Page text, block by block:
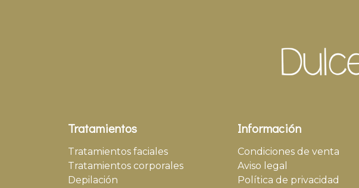
Tratamientos
Tratamientos faciales
Tratamientos corporales
Depilación
Información
Condiciones de venta
Aviso legal
Política de privacidad